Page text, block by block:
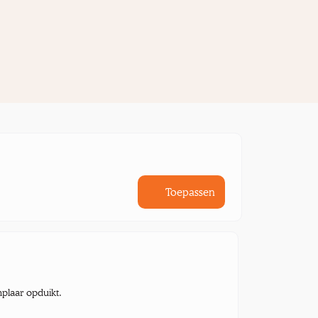
Toepassen
opduikt.